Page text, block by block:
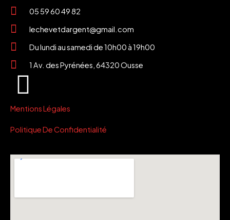
05 59 60 49 82
lechevetdargent@gmail.com
Du lundi au samedi de 10h00 à 19h00
1 Av. des Pyrénées, 64320 Ousse
Mentions Légales
Politique De Confidentialité